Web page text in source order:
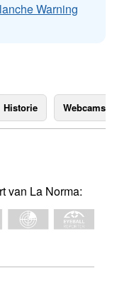
Warning
Historie Webcams
van La Norma: